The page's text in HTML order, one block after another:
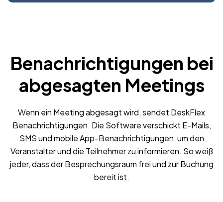
Benachrichtigungen bei
abgesagten Meetings
Wenn ein Meeting abgesagt wird, sendet DeskFlex
Benachrichtigungen. Die Software verschickt E-Mails,
SMS und mobile App-Benachrichtigungen, um den
Veranstalter und die Teilnehmer zu informieren. So weiß
jeder, dass der Besprechungsraum frei und zur Buchung
bereit ist.